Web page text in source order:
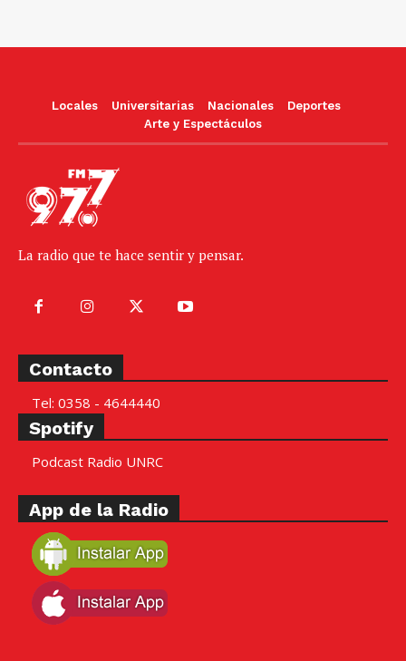
Locales Universitarias Nacionales
Deportes
Arte y Espectáculos
La radio que te hace sentir y pensar.
Contacto
Tel: 0358 - 4644440
Spotify
Podcast Radio UNRC
App de la Radio